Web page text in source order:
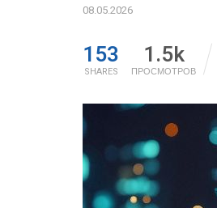
08.05.2026
153
SHARES
1.5k
ПРОСМОТРОВ